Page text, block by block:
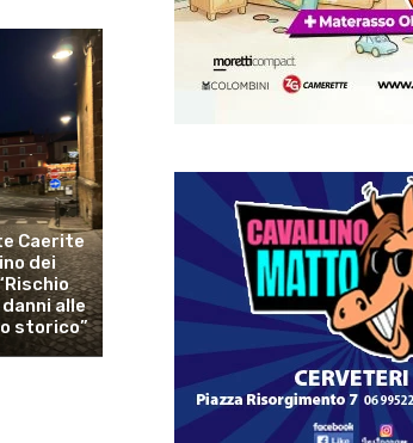
Caerite
dei
alle
storico”